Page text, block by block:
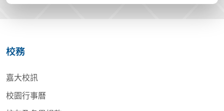
校務
嘉大校訊
校園行事曆